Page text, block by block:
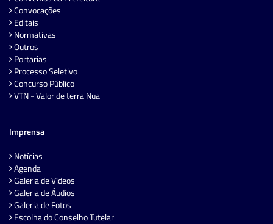
Convocações
Editais
Normativas
Outros
Portarias
Processo Seletivo
Concurso Público
VTN - Valor de terra Nua
Imprensa
Notícias
Agenda
Galeria de Vídeos
Galeria de Áudios
Galeria de Fotos
Escolha do Conselho Tutelar